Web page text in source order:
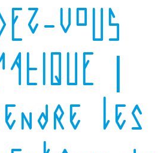
VOUS
|
les